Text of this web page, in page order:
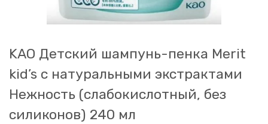
KAO Детский шампунь-пенка Merit
kid’s с натуральными экстрактами
Нежность (слабокислотный, без
силиконов) 240 мл